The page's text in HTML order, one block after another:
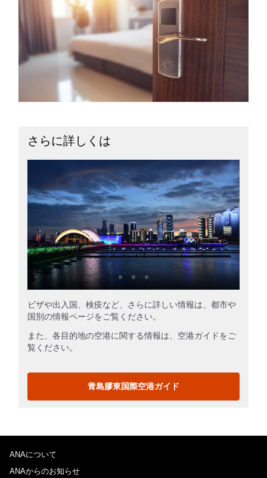
さらに詳しくは
ビザや出入国、検疫など、さらに詳しい情報は、都市や
国別の情報ページをご覧ください。
また、各目的地の空港に関する情報は、空港ガイドをご
覧ください。
青島膠東国際空港ガイド
ANAについて
ANAからのお知らせ